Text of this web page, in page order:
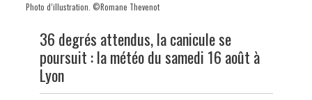
Photo d’illustration. ©Romane Thevenot
36 degrés attendus, la canicule se
poursuit : la météo du samedi 16 août à
Lyon